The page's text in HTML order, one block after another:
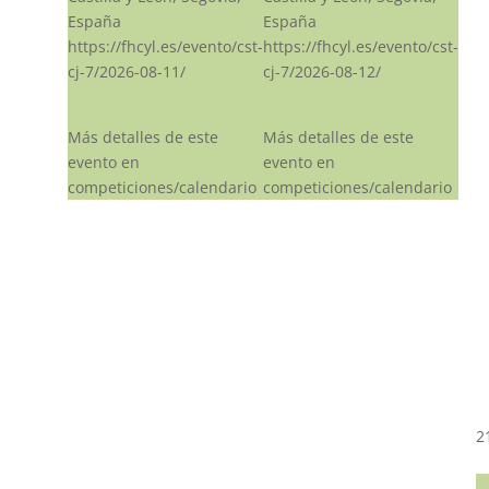
España
https://fhcyl.es/evento/cst-
cj-7/2026-08-11/
Más detalles de este
evento en
competiciones/calendario
España
https://fhcyl.es/evento/cst-
cj-7/2026-08-12/
Más detalles de este
evento en
competiciones/calendario